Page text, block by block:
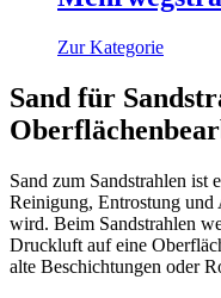
Zur Kategorie
Sand für
Sand zum Sandstrahlen ist
Reinigung, Entrostung und
wird. Beim Sandstrahlen
Druckluft auf eine
alte Beschichtungen oder